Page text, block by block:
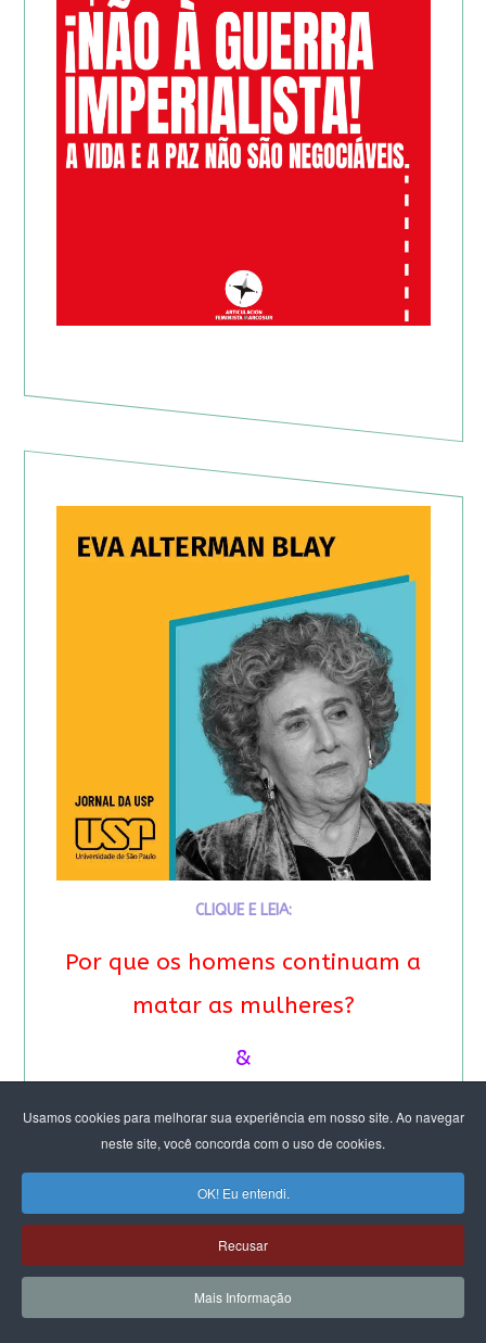
Usamos cookies para melhorar sua experiência em nosso site. Ao navegar
neste site, você concorda com o uso de cookies.
OK! Eu entendi.
Recusar
Mais Informação
CLIQUE E LEIA:
Por que os homens continuam a
matar as mulheres?
&
Feminicídio: “A noção de
propriedade é profunda”.
Entrevista especial com Eva
Alterman Blay